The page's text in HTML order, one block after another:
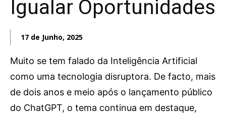
ATUALIDADE
REGIÃO
SOCIEDADE
OCORRÊNCIAS
EMPRESAS E INOVAÇÃO
DESPORTO
Igualar Oportunidades
17 de Junho, 2025
Muito se tem falado da Inteligência Artificial
como uma tecnologia disruptora. De facto, mais
de dois anos e meio após o lançamento público
do ChatGPT, o tema continua em destaque,